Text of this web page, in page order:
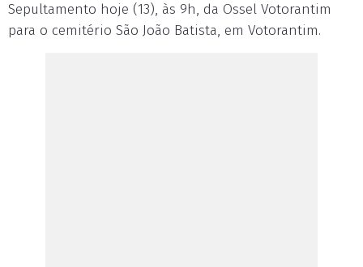
Sepultamento hoje (13), às 9h, da Ossel Votorantim
para o cemitério São João Batista, em Votorantim.